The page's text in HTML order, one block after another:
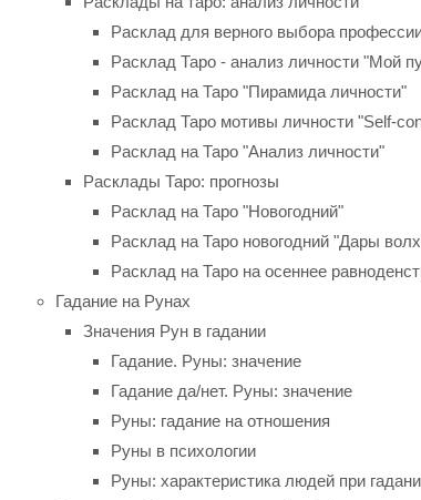
Расклад для верного выбора
Расклад Таро - анализ личности "Мой
Расклад на Таро "Пирамида личности"
Расклад Таро мотивы личности "Self-
Расклад на Таро "Анализ личности"
Расклады Таро: прогнозы
Расклад на Таро "Новогодний"
Расклад на Таро новогодний "Дары
Расклад на Таро на осеннее
Гадание на Рунах
Значения Рун в гадании
Гадание. Руны: значение
Гадание да/нет. Руны: значение
Руны: гадание на отношения
Руны в психологии
Руны: характеристика людей при